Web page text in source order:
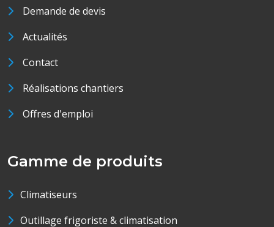
Demande de devis
Actualités
Contact
Réalisations chantiers
Offres d'emploi
Gamme de produits
Climatiseurs
Outillage frigoriste & climatisation